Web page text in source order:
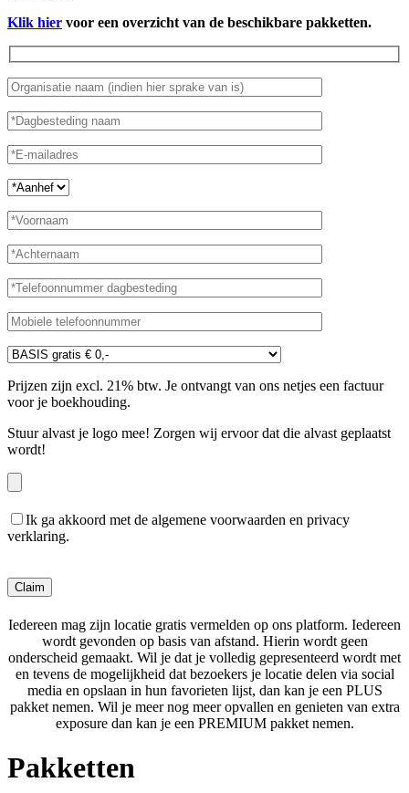
Klik hier voor een overzicht van de beschikbare pakketten.
Prijzen zijn excl. 21% btw. Je ontvangt van ons netjes een factuur
voor je boekhouding.
Stuur alvast je logo mee! Zorgen wij ervoor dat die alvast geplaatst
wordt!
Ik ga akkoord met de algemene voorwaarden en privacy
verklaring.
Iedereen mag zijn locatie gratis vermelden op ons platform. Iedereen
wordt gevonden op basis van afstand. Hierin wordt geen
onderscheid gemaakt. Wil je dat je volledig gepresenteerd wordt met
en tevens de mogelijkheid dat bezoekers je locatie delen via social
media en opslaan in hun favorieten lijst, dan kan je een PLUS
pakket nemen. Wil je meer nog meer opvallen en genieten van extra
exposure dan kan je een PREMIUM pakket nemen.
Pakketten